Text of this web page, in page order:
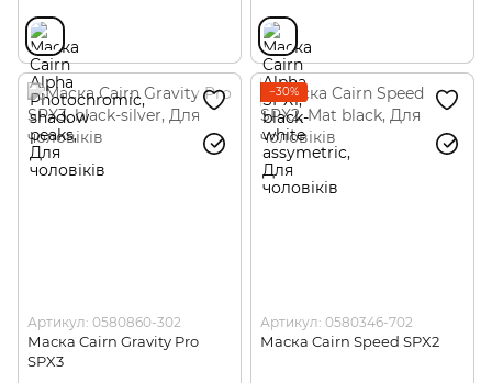
Артикул: 0580860-302
Маска Cairn Gravity Pro
SPX3
−30%
Артикул: 0580346-702
Маска Cairn Speed SPX2